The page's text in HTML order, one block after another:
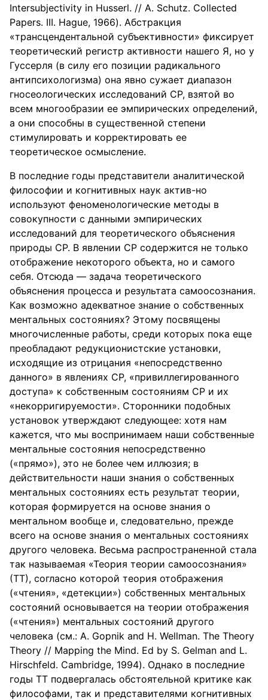
Intersubjectivity in Husserl. // A. Schutz. Collected
Papers. III. Hague, 1966). Абстракция
«трансцендентальной субъективности» фиксирует
теоретический регистр активности нашего Я, но у
Гуссерля (в силу его позиции радикального
антипсихологизма) она явно сужает диапазон
гносеологических исследований СР, взятой во
всем многообразии ее эмпирических определений,
а они способны в существенной степени
стимулировать и корректировать ее
теоретическое осмысление.
В последние годы представители аналитической
философии и когнитивных наук актив-но
используют феноменологические методы в
совокупности с данными эмпирических
исследований для теоретического объяснения
природы СР. В явлении СР содержится не только
отображение некоторого объекта, но и самого
себя. Отсюда — задача теоретического
объяснения процесса и результата самоосознания.
Как возможно адекватное знание о собственных
ментальных состояниях? Этому посвящены
многочисленные работы, среди которых пока еще
преобладают редукционистские установки,
исходящие из отрицания «непосредственно
данного» в явлениях СР, «привиллегированного
доступа» к собственным состояниям СР и их
«некорригируемости». Сторонники подобных
установок утверждают следующее: хотя нам
кажется, что мы воспринимаем наши собственные
ментальные состояния непосредственно
(«прямо»), это не более чем иллюзия; в
действительности наши знания о собственных
ментальных состояниях есть результат теории,
которая формируется на основе знания о
ментальном вообще и, следовательно, прежде
всего на основе знания о ментальных состояниях
другого человека. Весьма распространенной стала
так называемая «Теория теории самоосознания»
(ТТ), согласно которой теория отображения
(«чтения», «детекции») собственных ментальных
состояний основывается на теории отображения
(«чтения») ментальных состояний другого
человека (см.: A. Gopnik and H. Wellman. The Theory
Theory // Mapping the Mind. Ed by S. Gelman and L.
Hirschfeld. Cambridge, 1994). Однако в последние
годы ТТ подвергалась обстоятельной критике как
философами, так и представителями когнитивных